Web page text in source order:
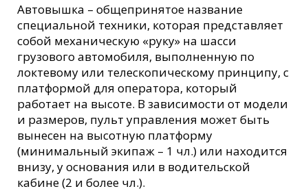
Автовышка – общепринятое название
специальной техники, которая представляет
собой механическую «руку» на шасси
грузового автомобиля, выполненную по
локтевому или телескопическому принципу, с
платформой для оператора, который
работает на высоте. В зависимости от модели
и размеров, пульт управления может быть
вынесен на высотную платформу
(минимальный экипаж – 1 чл.) или находится
внизу, у основания или в водительской
кабине (2 и более чл.).